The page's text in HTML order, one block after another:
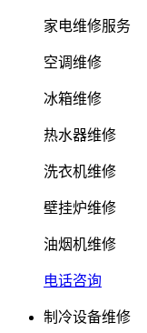
家电维修服务
空调维修
冰箱维修
热水器维修
洗衣机维修
壁挂炉维修
油烟机维修
电话咨询
制冷设备维修